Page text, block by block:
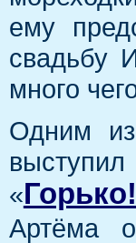
ему
свадьбу
много
Одним
«Горько!
Артёма